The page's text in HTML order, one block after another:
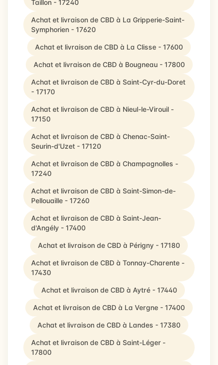
Taillon - 17240
Achat et livraison de CBD à La Gripperie-Saint-
Symphorien - 17620
Achat et livraison de CBD à La Clisse - 17600
Achat et livraison de CBD à Bougneau - 17800
Achat et livraison de CBD à Saint-Cyr-du-Doret
- 17170
Achat et livraison de CBD à Nieul-le-Virouil -
17150
Achat et livraison de CBD à Chenac-Saint-
Seurin-d'Uzet - 17120
Achat et livraison de CBD à Champagnolles -
17240
Achat et livraison de CBD à Saint-Simon-de-
Pellouaille - 17260
Achat et livraison de CBD à Saint-Jean-
d'Angély - 17400
Achat et livraison de CBD à Périgny - 17180
Achat et livraison de CBD à Tonnay-Charente -
17430
Achat et livraison de CBD à Aytré - 17440
Achat et livraison de CBD à La Vergne - 17400
Achat et livraison de CBD à Landes - 17380
Achat et livraison de CBD à Saint-Léger -
17800